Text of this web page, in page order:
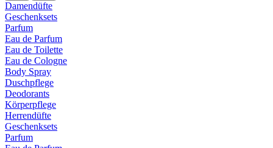
Damendüfte
Geschenksets
Parfum
Eau de Parfum
Eau de Toilette
Eau de Cologne
Body Spray
Duschpflege
Deodorants
Körperpflege
Herrendüfte
Geschenksets
Parfum